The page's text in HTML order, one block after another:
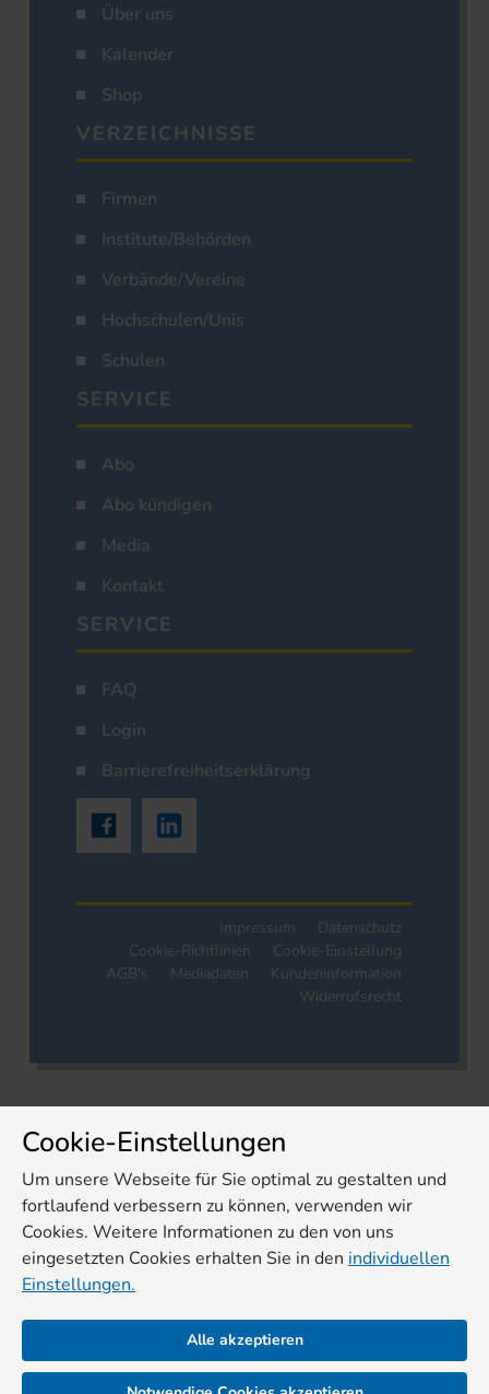
Über uns
Kalender
Shop
VERZEICHNISSE
Firmen
Institute/Behörden
Verbände/Vereine
Hochschulen/Unis
Schulen
SERVICE
Abo
Abo kündigen
Media
Kontakt
SERVICE
FAQ
Login
Barrierefreiheitserklärung
Impressum
Datenschutz
Cookie-Richtlinien
Cookie-Einstellung
AGB's
Mediadaten
Kundeninformation
Widerrufsrecht
Cookie-Einstellungen
Um unsere Webseite für Sie optimal zu gestalten und
fortlaufend verbessern zu können, verwenden wir
Cookies. Weitere Informationen zu den von uns
eingesetzten Cookies erhalten Sie in den individuellen
Einstellungen.
Alle akzeptieren